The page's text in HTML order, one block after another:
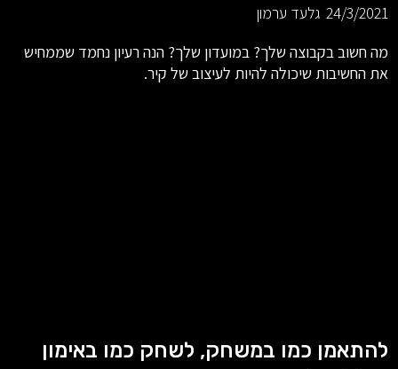
24/3/2021 גלעד ערמון
מה חשוב בקבוצה שלך? במועדון שלך? הנה רעיון נחמד שממחיש
את החשיבות שיכולה להיות לעיצוב של קיר.
להתאמן כמו במשחק, לשחק כמו באימון